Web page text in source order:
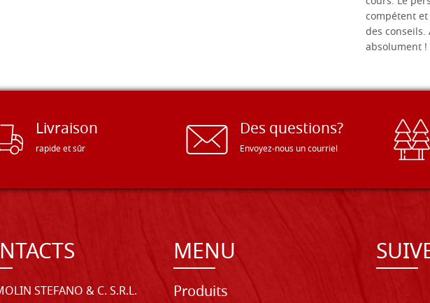
compétent
des
absolument !
Livraison
rapide et sûr
Des questions?
Envoyez-nous un courriel
STEFANO & C. S.R.L.
MENU
Produits